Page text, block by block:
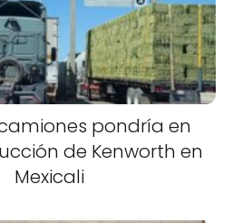
pondría en
de Kenworth en
Mexicali